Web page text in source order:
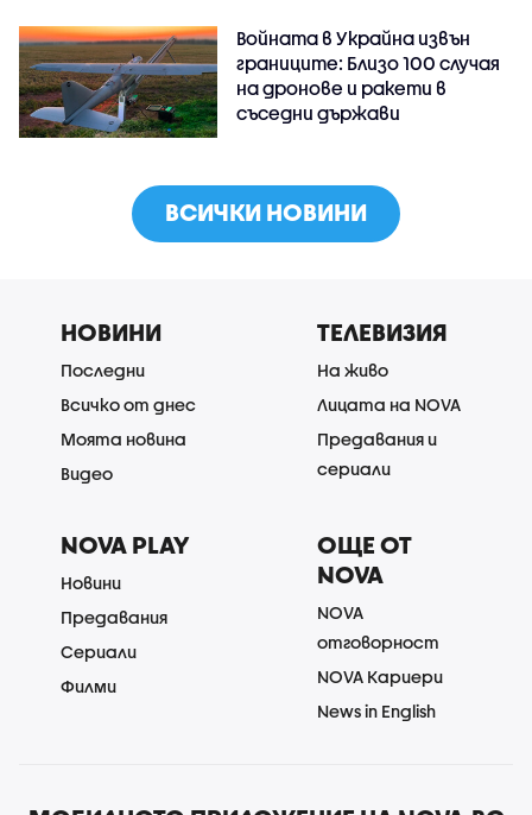
Войната в Украйна извън
границите: Близо 100 случая
на дронове и ракети в
съседни държави
ВСИЧКИ НОВИНИ
НОВИНИ
Последни
Всичко от днес
Моята новина
Видео
ТЕЛЕВИЗИЯ
На живо
Лицата на NOVA
Предавания и
сериали
NOVA PLAY
Новини
Предавания
Сериали
Филми
ОЩЕ ОТ
NOVA
NOVA
отговорност
NOVA Кариери
News in English